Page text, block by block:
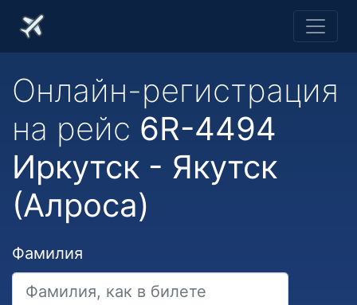
Онлайн-регистрация
на рейс 6R-4494
Иркутск - Якутск
(Алроса)
Фамилия